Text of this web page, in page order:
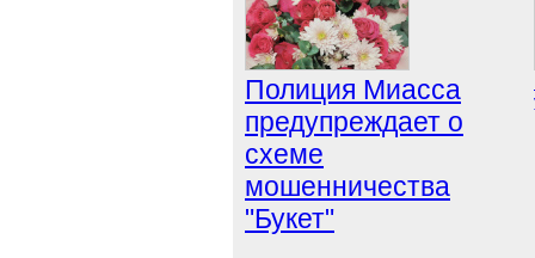
Полиция Миасса
предупреждает о
схеме
мошенничества
"Букет"